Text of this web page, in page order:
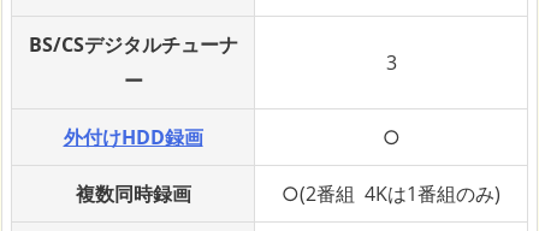
BS/CSデジタルチューナ
ー
3
外付けHDD録画 ○
複数同時録画 ○(2番組 4Kは1番組のみ)